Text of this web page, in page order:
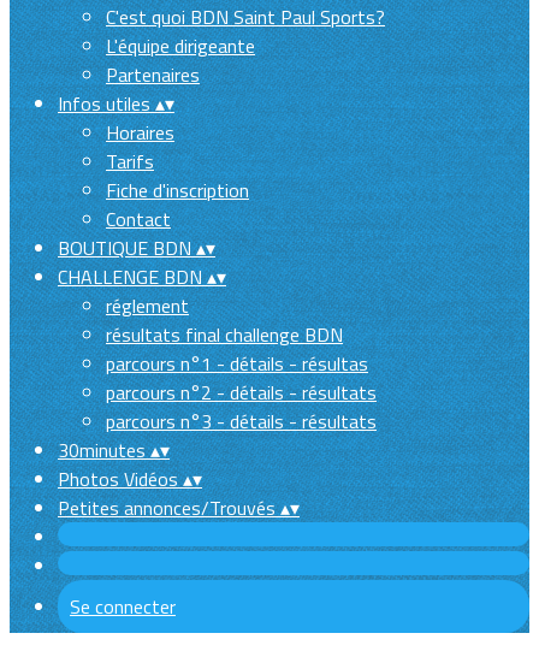
C'est quoi BDN Saint Paul Sports?
L'équipe dirigeante
Partenaires
Infos utiles▴▾
Horaires
Tarifs
Fiche d'inscription
Contact
BOUTIQUE BDN▴▾
CHALLENGE BDN▴▾
réglement
résultats final challenge BDN
parcours n°1 - détails - résultas
parcours n°2 - détails - résultats
parcours n°3 - détails - résultats
30minutes▴▾
Photos Vidéos▴▾
Petites annonces/Trouvés▴▾
Se connecter